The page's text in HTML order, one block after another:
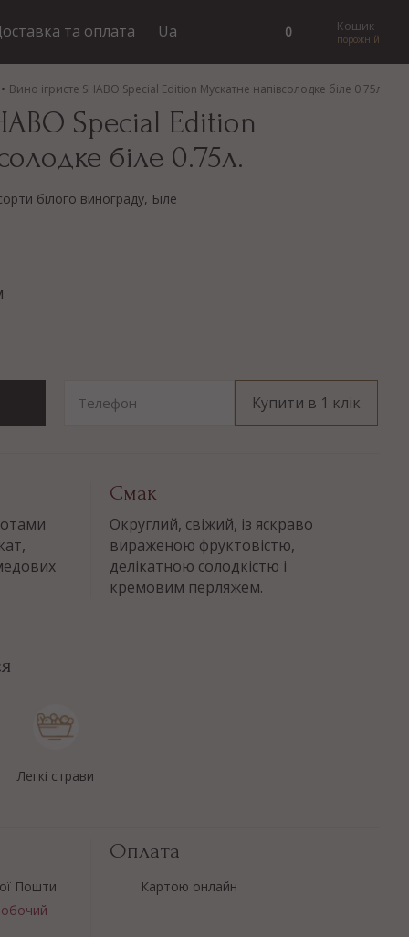
та оплата Ua 0 Кошик
порожній
Вино ігристе SHABO Special Edition Мускатне напівсолодке біле 0.75л.
Special Edition
біле 0.75л.
білого винограду, Біле
Телефон Купити в 1 клік
Смак
Округлий, свіжий, із яскраво
вираженою фруктовістю,
делікатною солодкістю і
кремовим перляжем.
Легкі страви
Пошти
Оплата
Картою онлайн